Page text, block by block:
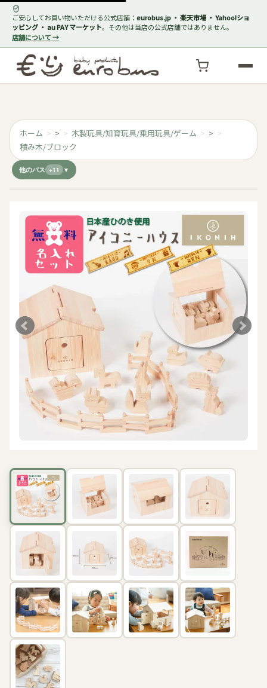
ご安心してお買い物いただける公式店舗： eurobus.jp ・ 楽天市場 ・ Yahoo!ショ
ッピング ・ au PAY マーケット。その他は当店の公式店舗ではありません。
店舗について →
ホーム > 木製玩具/知育玩具/乗用玩具/ゲーム
>
積み木/ブロック
他のパス +11